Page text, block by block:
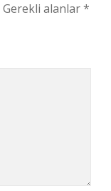
Gerekli alanlar*